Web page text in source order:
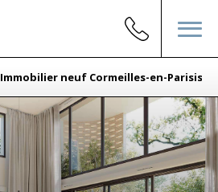
Immobilier neuf Cormeilles-en-Parisis